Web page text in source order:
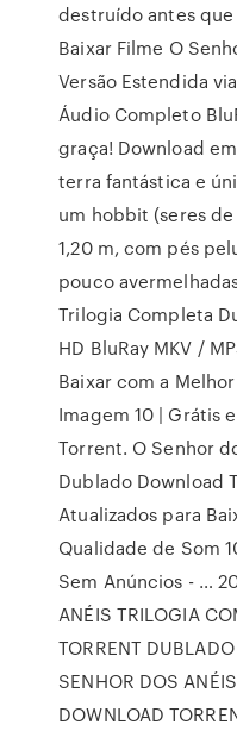
destruído antes que
Baixar Filme O
Versão Estendida
Áudio Completo
graça! Download
terra fantástica e
um hobbit (seres
1,20 m, com pés
pouco
Trilogia Completa
HD BluRay MKV /
Baixar com a
Imagem 10 | Grátis
Torrent. O Senhor
Dublado Download
Atualizados para
Qualidade de Som
Sem Anúncios - …
ANÉIS TRILOGIA
TORRENT
SENHOR DOS
DOWNLOAD